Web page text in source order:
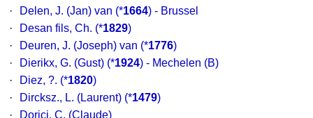
·
Delen, J. (Jan) van (*1664) - Brussel
·
Desan fils, Ch. (*1829)
·
Deuren, J. (Joseph) van (*1776)
·
Dierikx, G. (Gust) (*1924) - Mechelen (B)
·
Diez, ?. (*1820)
·
Dircksz., L. (Laurent) (*1479)
·
Dorici, C. (Claude)